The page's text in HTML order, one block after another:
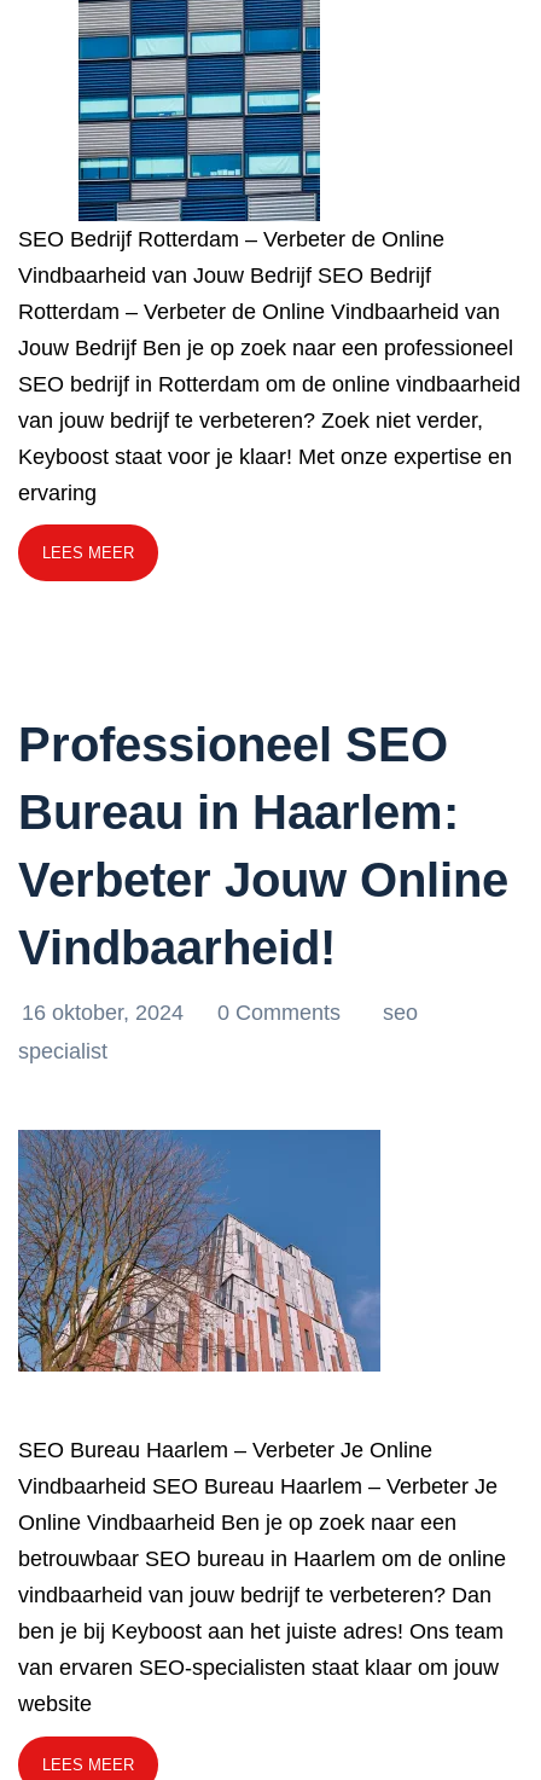
SEO Bedrijf Rotterdam – Verbeter de Online
Vindbaarheid van Jouw Bedrijf SEO Bedrijf
Rotterdam – Verbeter de Online Vindbaarheid van
Jouw Bedrijf Ben je op zoek naar een professioneel
SEO bedrijf in Rotterdam om de online vindbaarheid
van jouw bedrijf te verbeteren? Zoek niet verder,
Keyboost staat voor je klaar! Met onze expertise en
ervaring
LEES MEER
Professioneel SEO
Bureau in Haarlem:
Verbeter Jouw Online
Vindbaarheid!
16 oktober, 2024 0 Comments
seo
specialist
SEO Bureau Haarlem – Verbeter Je Online
Vindbaarheid SEO Bureau Haarlem – Verbeter Je
Online Vindbaarheid Ben je op zoek naar een
betrouwbaar SEO bureau in Haarlem om de online
vindbaarheid van jouw bedrijf te verbeteren? Dan
ben je bij Keyboost aan het juiste adres! Ons team
van ervaren SEO-specialisten staat klaar om jouw
website
LEES MEER